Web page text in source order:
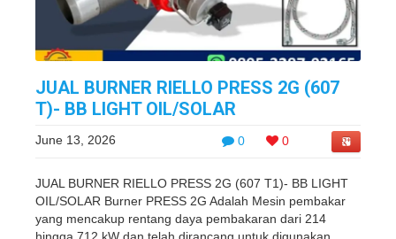
JUAL BURNER RIELLO PRESS 2G (607
T)- BB LIGHT OIL/SOLAR
0 0
June 13, 2026
JUAL BURNER RIELLO PRESS 2G (607 T1)- BB LIGHT
OIL/SOLAR Burner PRESS 2G Adalah Mesin pembakar
yang mencakup rentang daya pembakaran dari 214